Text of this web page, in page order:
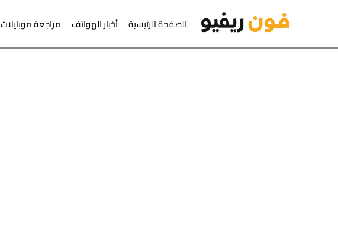
التجاوز إلى المحتوى
الصفحة الرئيسية
أخبار الهواتف مراجعة موبايلات